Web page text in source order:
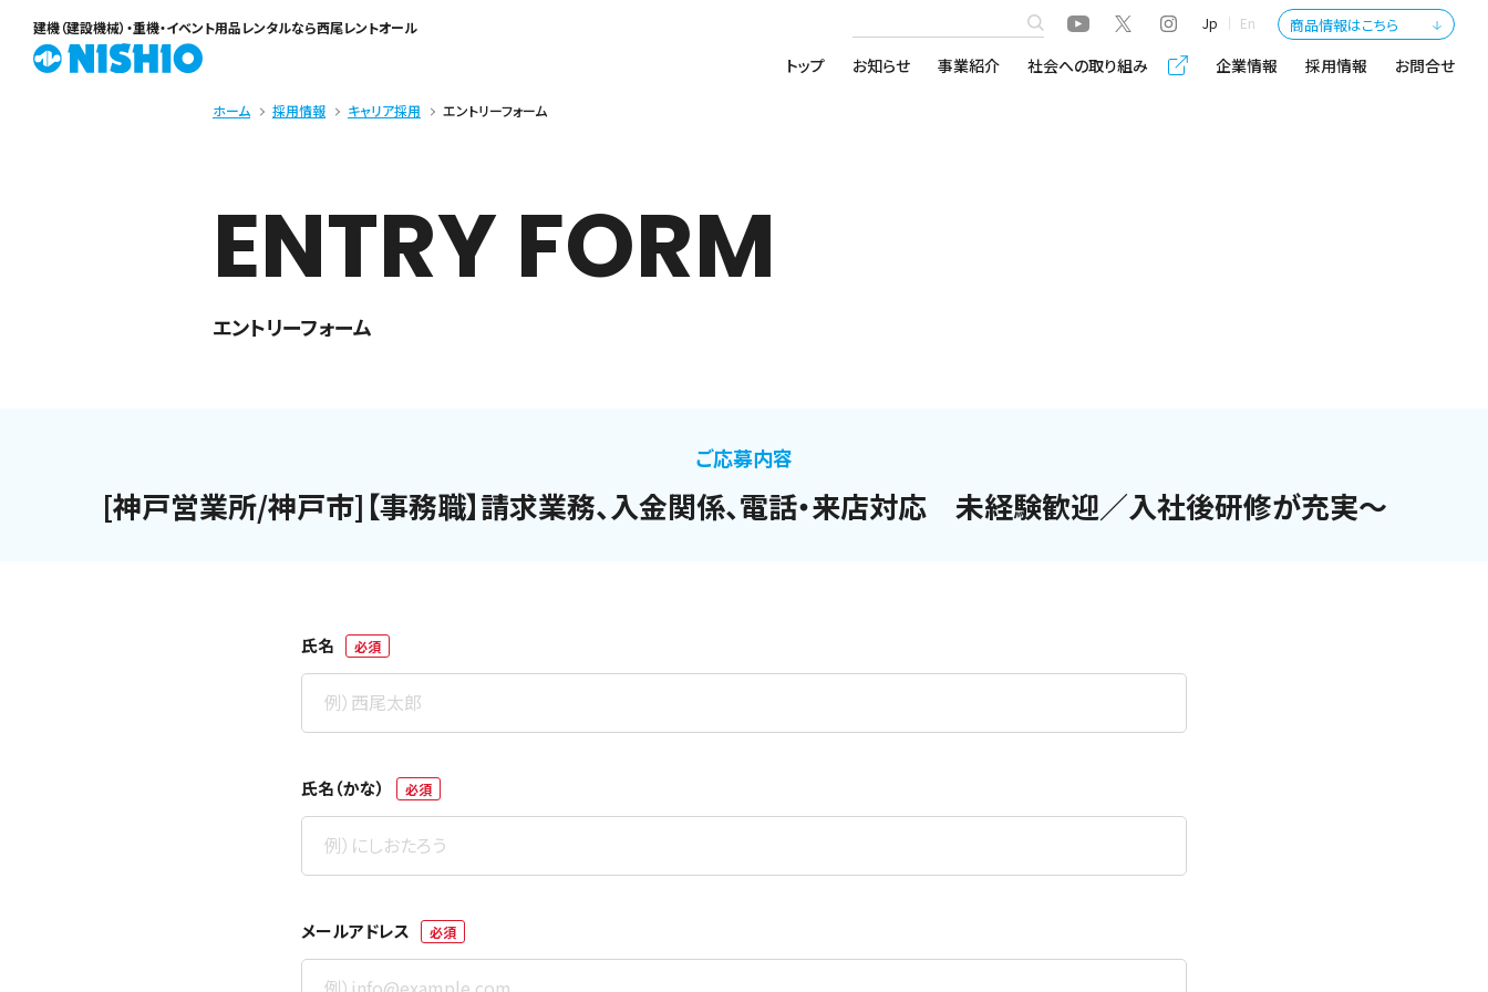
建機（建設機械）・重機・イベント用品レンタルなら西尾レントオール Jp En 商品情報はこちら
トップ お知らせ 事業紹介 社会への取り組み 企業情報 採用情報 お問合せ
ホーム 採用情報 キャリア採用 エントリーフォーム
ENTRY FORM
エントリーフォーム
ご応募内容
[神戸営業所/神戸市]【事務職】請求業務、入金関係、電話・来店対応 未経験歓迎／入社後研修が充実～
氏名 必須
氏名（かな） 必須
メールアドレス 必須